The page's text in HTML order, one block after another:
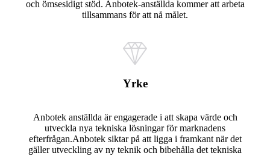
och ömsesidigt stöd. Anbotek-anställda kommer att arbeta
tillsammans för att nå målet.
Yrke
Anbotek anställda är engagerade i att skapa värde och
utveckla nya tekniska lösningar för marknadens
efterfrågan.Anbotek siktar på att ligga i framkant när det
gäller utveckling av ny teknik och bibehålla det tekniska